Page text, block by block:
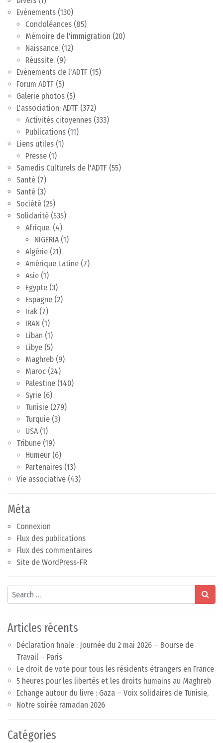
Evénements (130)
Condoléances (85)
Mémoire de l'immigration (20)
Naissance. (12)
Réussite. (9)
Evènements de l'ADTF (15)
Forum ADTF (5)
Galerie photos (5)
L'association: ADTF (372)
Activités citoyennes (333)
Publications (11)
Liens utiles (1)
Presse (1)
Samedis Culturels de l'ADTF (55)
Santé (7)
Santé (3)
Société (25)
Solidarité (535)
Afrique. (4)
NIGERIA(1)
Algérie (21)
Amérique Latine (7)
Asie (1)
Egypte (3)
Espagne (2)
Irak (7)
IRAN (1)
Liban (1)
Libye (5)
Maghreb (9)
Maroc (24)
Palestine (140)
Syrie (6)
Tunisie (279)
Turquie (3)
USA(1)
Tribune (19)
Humeur (6)
Partenaires (13)
Vie associative (43)
Méta
Connexion
Flux des publications
Flux des commentaires
Site de WordPress-FR
Search
Articles récents
Déclaration finale : Journée du 2 mai 2026 – Bourse de
Travail – Paris
Le droit de vote pour tous les résidents étrangers en France
5 heures pour les libertés et les droits humains au Maghreb
Echange autour du livre : Gaza – Voix solidaires de Tunisie,
Notre soirée ramadan 2026
Catégories